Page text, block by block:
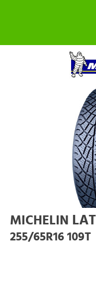
MICHELIN
255/65R16 109T